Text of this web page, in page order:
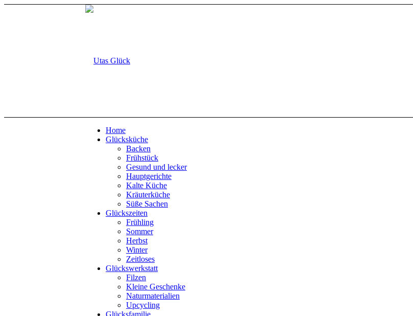
Home
Glücksküche
Backen
Frühstück
Gesund und lecker
Hauptgerichte
Kalte Küche
Kräuterküche
Süße Sachen
Glückszeiten
Frühling
Sommer
Herbst
Winter
Zeitloses
Glückswerkstatt
Filzen
Kleine Geschenke
Naturmaterialien
Upcycling
Glücksfamilie